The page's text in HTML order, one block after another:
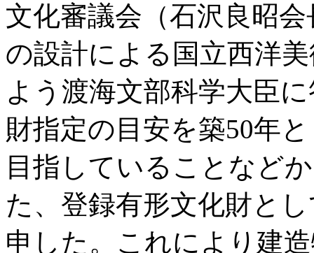
文化審議会（石沢良昭
の設計による国立西洋
よう渡海文部科学大臣
財指定の目安を築50年
目指していることなど
た、登録有形文化財と
申した。これにより建